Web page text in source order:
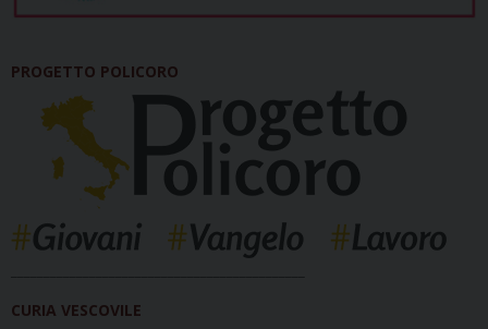
PROGETTO POLICORO
CURIA VESCOVILE